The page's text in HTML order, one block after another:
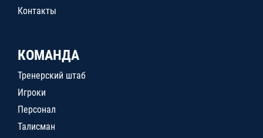
Контакты
КОМАНДА
Тренерский штаб
Игроки
Персонал
Талисман